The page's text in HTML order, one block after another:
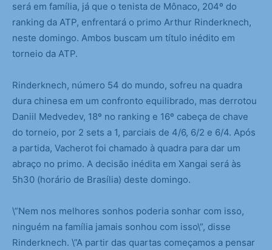
será em família, já que o tenista de Mônaco, 204º do
ranking da ATP, enfrentará o primo Arthur Rinderknech,
neste domingo. Ambos buscam um título inédito em
torneio da ATP.
Rinderknech, número 54 do mundo, sofreu na quadra
dura chinesa em um confronto equilibrado, mas derrotou
Daniil Medvedev, 18º no ranking e 16º cabeça de chave
do torneio, por 2 sets a 1, parciais de 4/6, 6/2 e 6/4. Após
a partida, Vacherot foi chamado à quadra para dar um
abraço no primo. A decisão inédita em Xangai será às
5h30 (horário de Brasília) deste domingo.
\”Nem nos melhores sonhos poderia sonhar com isso,
ninguém na família jamais sonhou com isso\”, disse
Rinderknech. \”A partir das quartas começamos a pensar